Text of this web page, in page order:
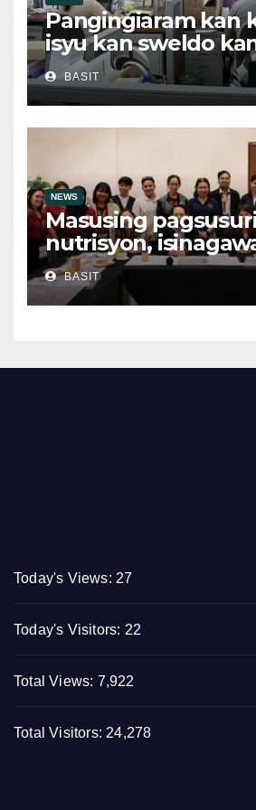
Pangingiaram kan
isyu kan sweldo
obrero, bawal sa ley
ilegal suboot
BASIT
NEWS
Masusing
nutrisyon,
CALABARZON
BASIT
Today's Views: 27
Today's Visitors: 22
Total Views: 7,922
Total Visitors:24,278